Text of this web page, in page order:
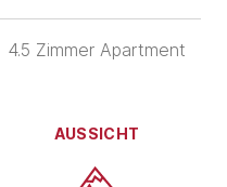
4.5 Zimmer Apartment
AUSSICHT